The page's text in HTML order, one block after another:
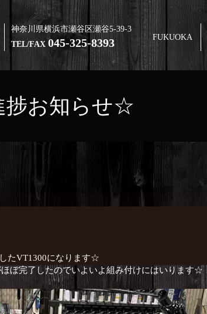
神奈川県横浜市瀬谷区瀬谷5-39-3
TEL/FAX045-325-8393 FUKUOKA
捗お知らせ☆
たVT1300になります☆
ぼ完了したのでいよいよ組み付けにはいります☆